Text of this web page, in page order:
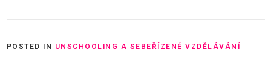
POSTED IN UNSCHOOLING A SEBEŘÍZENÉ VZDĚLÁVÁNÍ